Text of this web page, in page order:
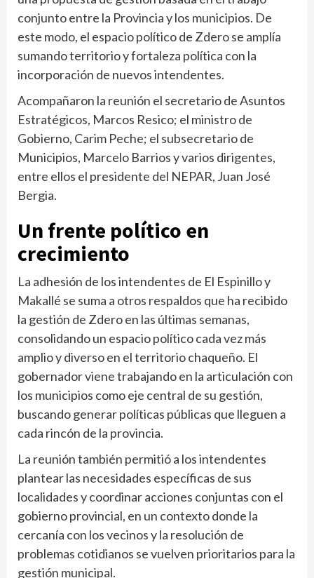
conjunto entre la Provincia y los municipios. De
este modo, el espacio político de Zdero se amplía
sumando territorio y fortaleza política con la
incorporación de nuevos intendentes.
Acompañaron la reunión el secretario de Asuntos
Estratégicos, Marcos Resico; el ministro de
Gobierno, Carim Peche; el subsecretario de
Municipios, Marcelo Barrios y varios dirigentes,
entre ellos el presidente del NEPAR, Juan José
Bergia.
Un frente político en
crecimiento
La adhesión de los intendentes de El Espinillo y
Makallé se suma a otros respaldos que ha recibido
la gestión de Zdero en las últimas semanas,
consolidando un espacio político cada vez más
amplio y diverso en el territorio chaqueño. El
gobernador viene trabajando en la articulación con
los municipios como eje central de su gestión,
buscando generar políticas públicas que lleguen a
cada rincón de la provincia.
La reunión también permitió a los intendentes
plantear las necesidades específicas de sus
localidades y coordinar acciones conjuntas con el
gobierno provincial, en un contexto donde la
cercanía con los vecinos y la resolución de
problemas cotidianos se vuelven prioritarios para la
gestión municipal.